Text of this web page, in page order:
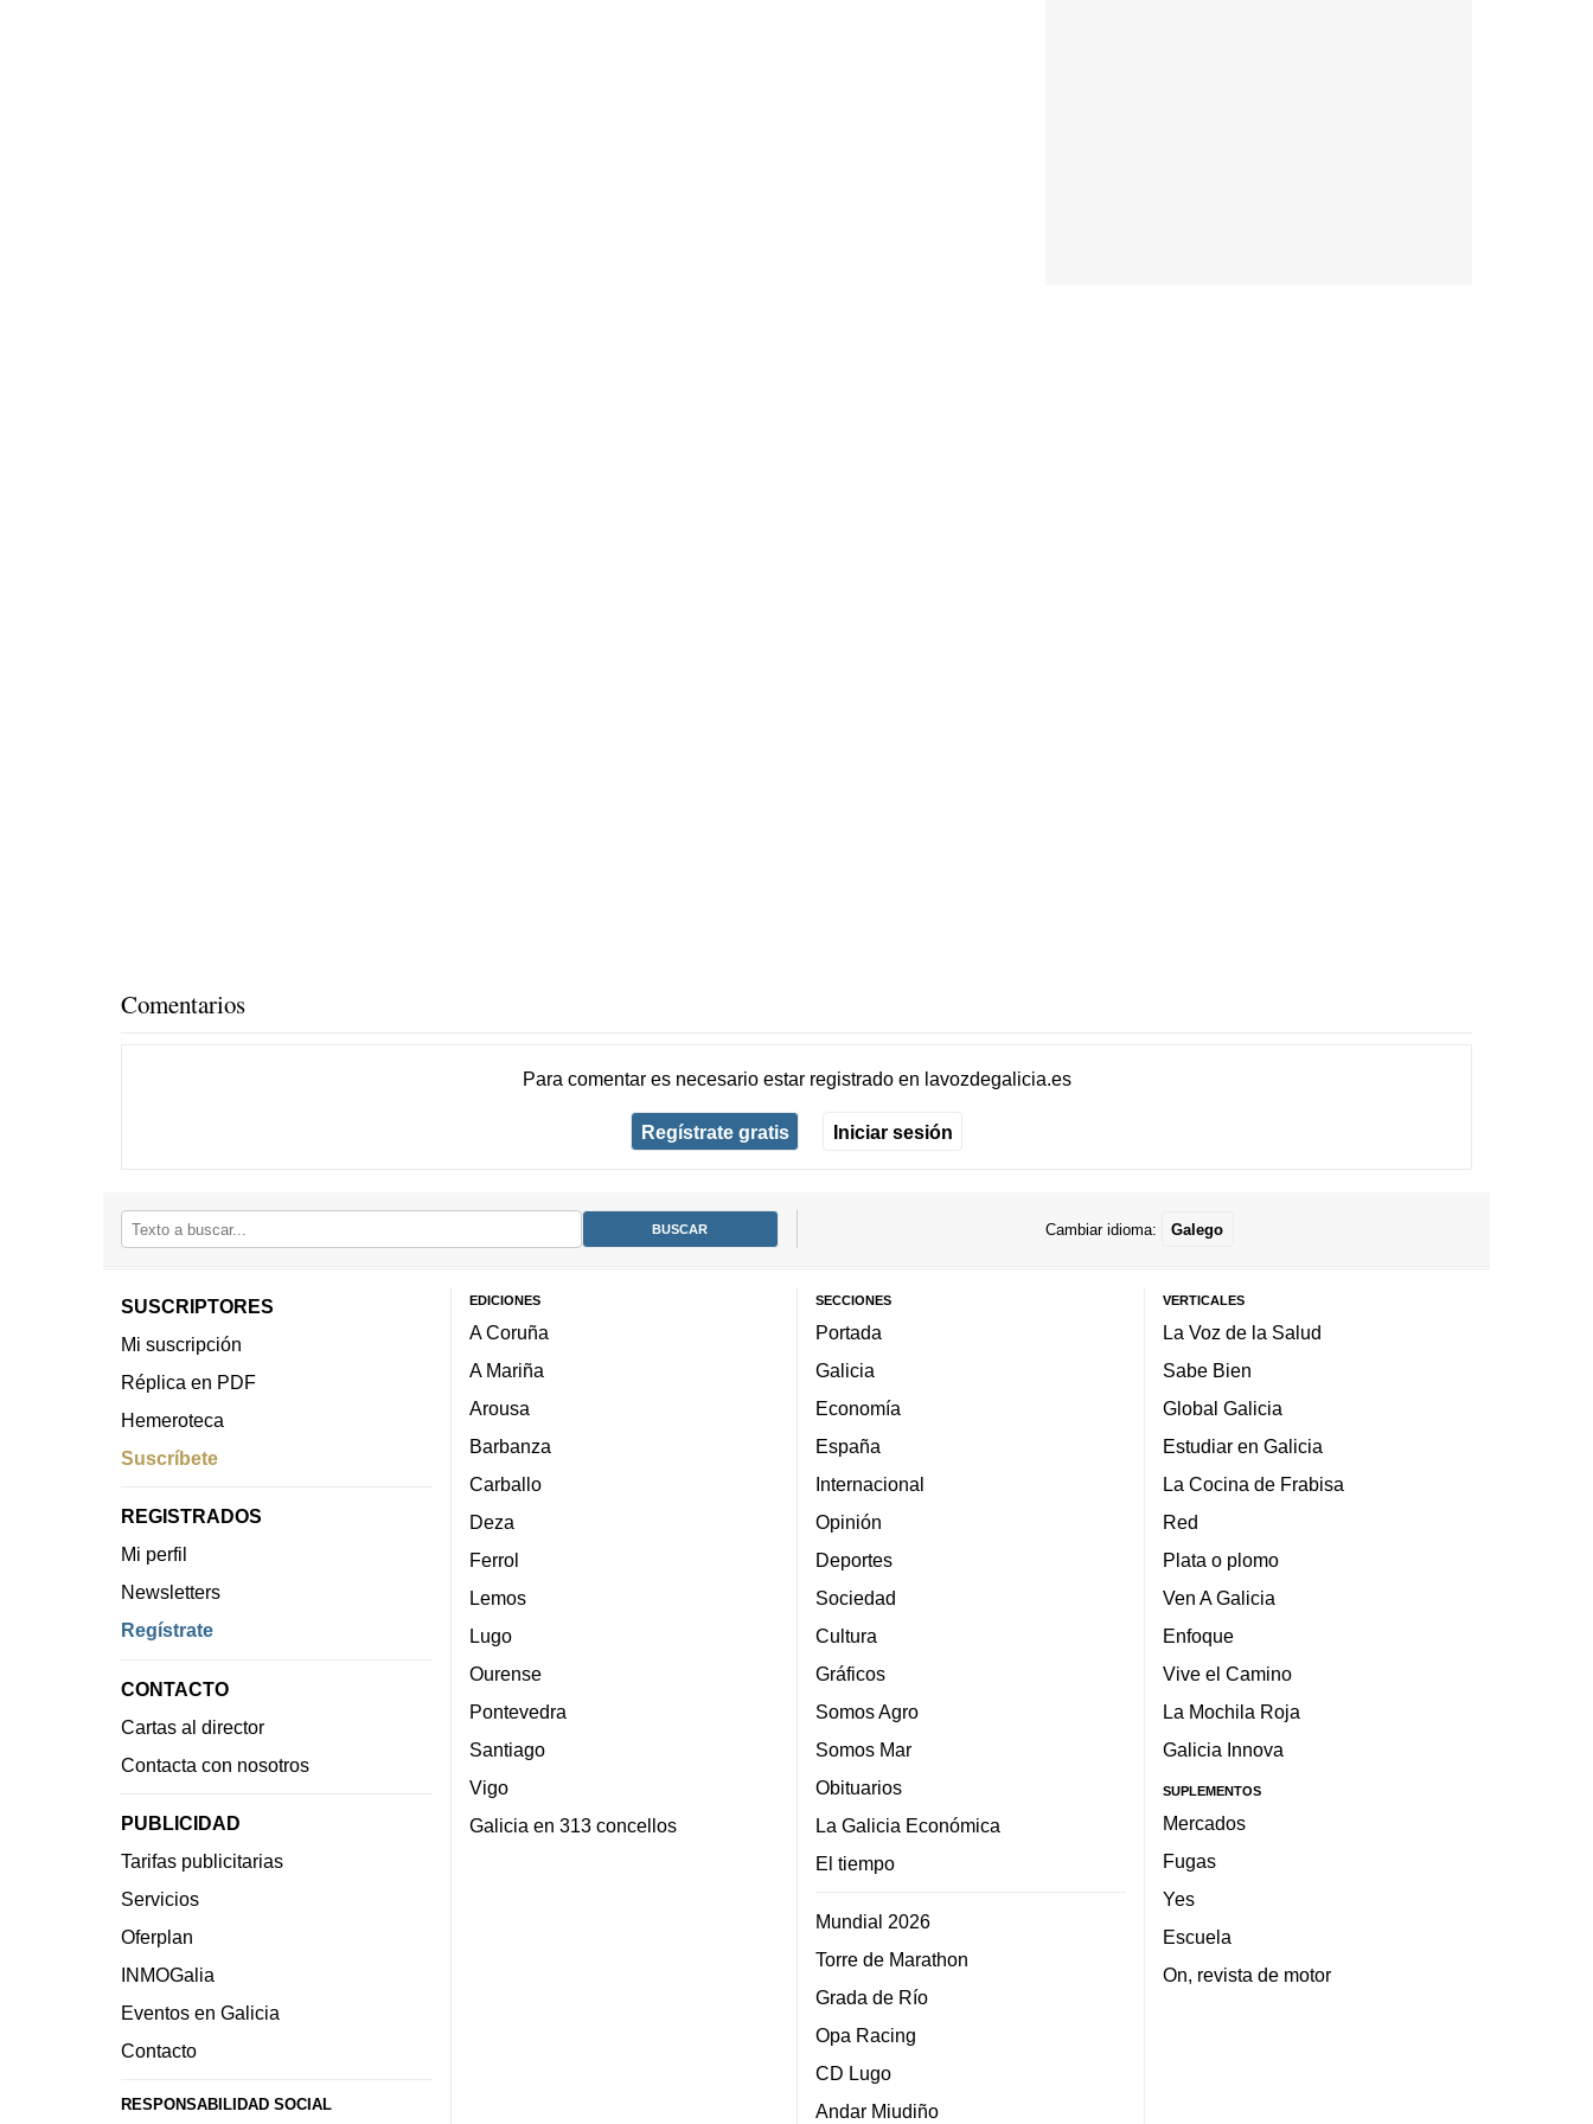
Comentarios
Para comentar es necesario estar registradoen lavozdegalicia.es
Regístrate gratis Iniciar sesión
Cambiar idioma: Galego
SUSCRIPTORES
Mi suscripción
Réplica en PDF
Hemeroteca
Suscríbete
REGISTRADOS
Mi perfil
Newsletters
Regístrate
CONTACTO
Cartas al director
Contacta con nosotros
PUBLICIDAD
Tarifas publicitarias
Servicios
Oferplan
INMOGalia
Eventos en Galicia
Contacto
RESPONSABILIDAD SOCIAL
EDICIONES
A Coruña
A Mariña
Arousa
Barbanza
Carballo
Deza
Ferrol
Lemos
Lugo
Ourense
Pontevedra
Santiago
Vigo
Galicia en 313 concellos
SECCIONES
Portada
Galicia
Economía
España
Internacional
Opinión
Deportes
Sociedad
Cultura
Gráficos
Somos Agro
Somos Mar
Obituarios
La Galicia Económica
El tiempo
Mundial 2026
Torre de Marathon
Grada de Río
Opa Racing
CD Lugo
Andar Miudiño
VERTICALES
La Voz de la Salud
Sabe Bien
Global Galicia
Estudiar en Galicia
La Cocina de Frabisa
Red
Plata o plomo
Ven A Galicia
Enfoque
Vive el Camino
La Mochila Roja
Galicia Innova
SUPLEMENTOS
Mercados
Fugas
Yes
Escuela
On, revista de motor